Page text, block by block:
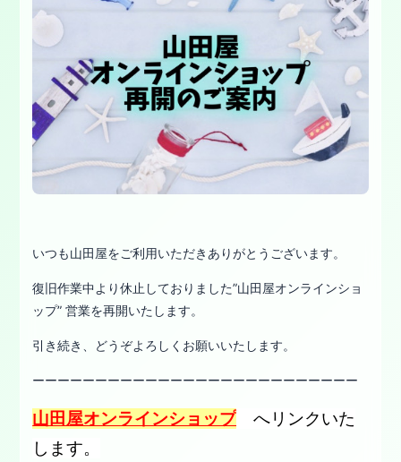
いつも山田屋をご利用いただきありがとうございます。
復旧作業中より休止しておりました”山田屋オンラインショ
ップ” 営業を再開いたします。
引き続き、どうぞよろしくお願いいたします。
ーーーーーーーーーーーーーーーーーーーーーーーーーー
山田屋オンラインショップ へリンクいた
します。